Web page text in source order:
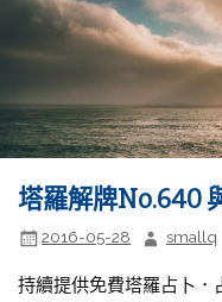
塔羅解牌No.640
2016-05-28 smallq
持續提供免費塔羅占卜．